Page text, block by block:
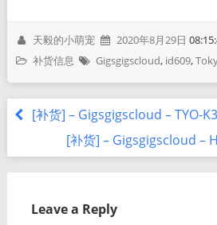
天毅的小萌宠 2020年8月29日
补货信息
Gigsgigscloud, id609,
[补货] – Gigsgigscloud – TYO-
[补货] – Gigsgigscloud –
Leave a Reply